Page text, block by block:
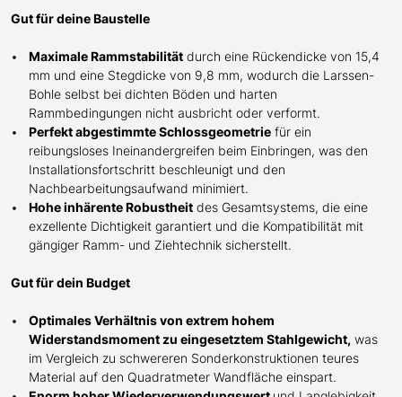
Gut für deine Baustelle
Maximale Rammstabilität durch eine Rückendicke von 15,4
mm und eine Stegdicke von 9,8 mm, wodurch die Larssen-
Bohle selbst bei dichten Böden und harten
Rammbedingungen nicht ausbricht oder verformt.
Perfekt abgestimmte Schlossgeometrie für ein
reibungsloses Ineinandergreifen beim Einbringen, was den
Installationsfortschritt beschleunigt und den
Nachbearbeitungsaufwand minimiert.
Hohe inhärente Robustheit des Gesamtsystems, die eine
exzellente Dichtigkeit garantiert und die Kompatibilität mit
gängiger Ramm- und Ziehtechnik sicherstellt.
Gut für dein Budget
Optimales Verhältnis von extrem hohem
Widerstandsmoment zu eingesetztem Stahlgewicht, was
im Vergleich zu schwereren Sonderkonstruktionen teures
Material auf den Quadratmeter Wandfläche einspart.